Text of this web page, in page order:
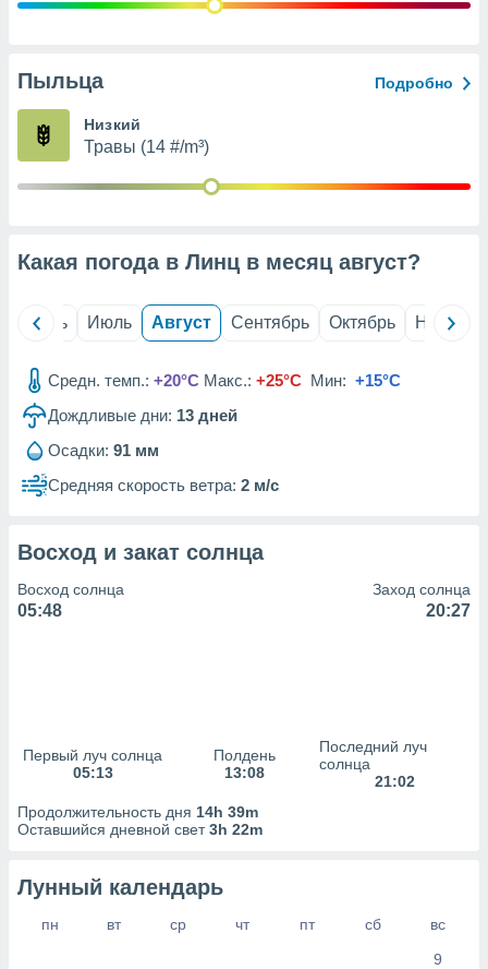
рекламы
сведения
Пыльца Подробно
Низкий
Травы (14 #/m³)
Какая погода в Линц в месяц август?
Июнь Июль Август Сентябрь Октябрь Ноябрь
Средн. темп.: +20°C Макс.: +25°C Мин: +15°C
Дождливые дни: 13 дней
Осадки: 91 мм
Средняя скорость ветра: 2 м/с
Восход и закат солнца
Восход солнца
05:48
Заход солнца
20:27
Первый луч солнца
05:13
Полдень
13:08
Последний луч
солнца
21:02
Продолжительность дня 14h 39m
Оставшийся дневной свет3h 22m
Лунный календарь
пн вт ср чт пт сб
вс
9